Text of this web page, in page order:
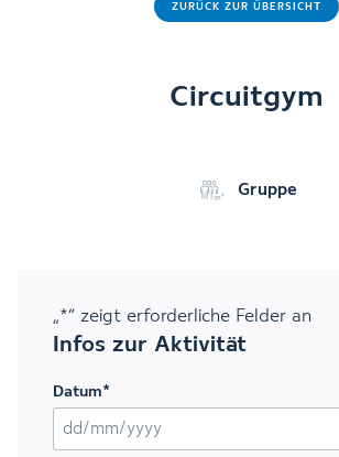
ZURÜCK ZUR ÜBERSICHT
Circuitgym
Gruppe
„*“ zeigt erforderliche Felder an
Infos zur Aktivität
Datum*